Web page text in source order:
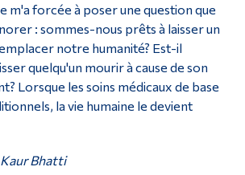
m'a forcée à poser une question que
: sommes-nous prêts à laisser un
notre humanité? Est-il
quelqu'un mourir à cause de son
Lorsque les soins médicaux de base
la vie humaine le devient
Bhatti